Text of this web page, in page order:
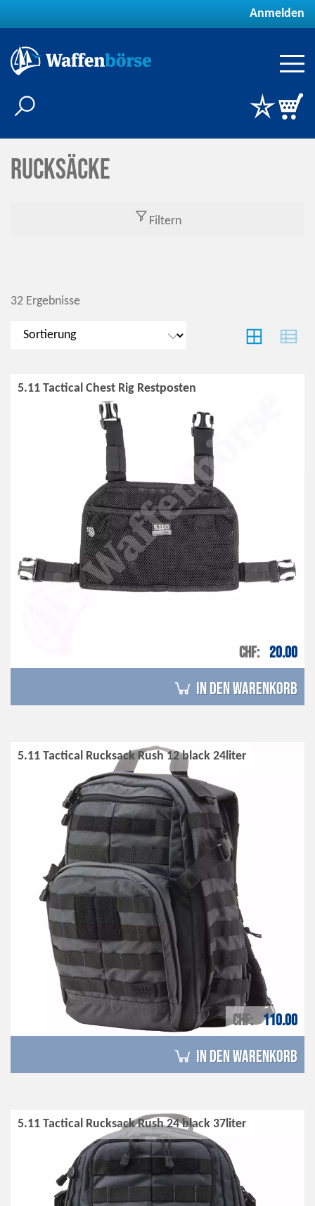
Anmelden
Rucksäcke
Filtern
32 Ergebnisse
5.11 Tactical Chest Rig Restposten
CHF 20.00
in den Warenkorb
5.11 Tactical Rucksack Rush 12 black 24liter
CHF 110.00
in den Warenkorb
5.11 Tactical Rucksack Rush 24 black 37liter